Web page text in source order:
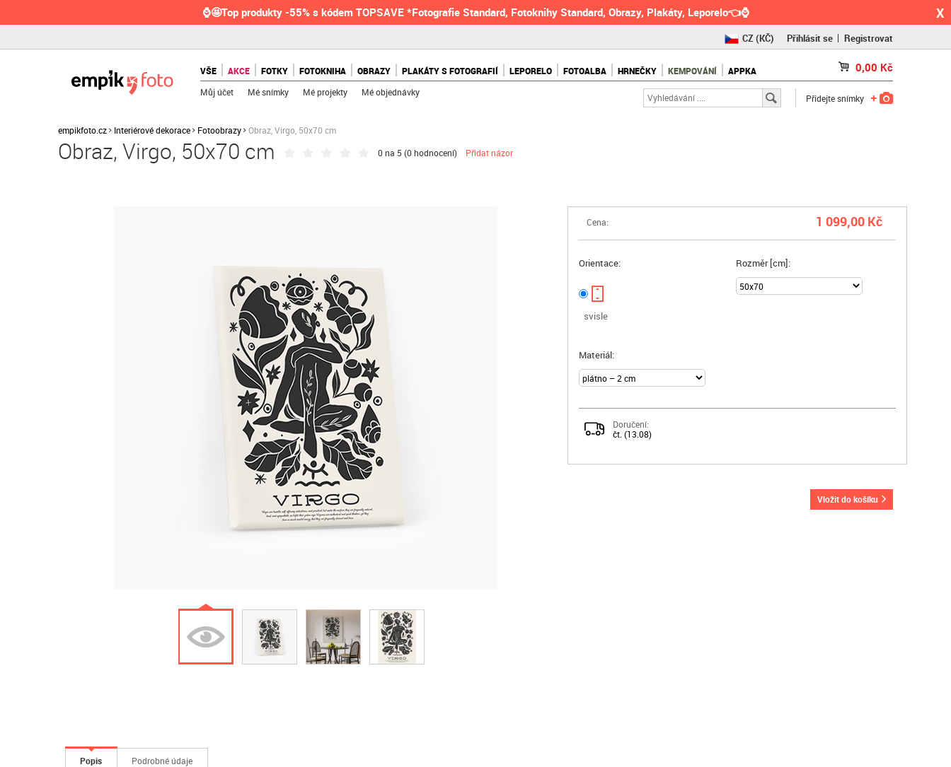
⌚🤩Top produkty -55% s kódem TOPSAVE *Fotografie Standard, Fotoknihy Standard, Obrazy, Plakáty, Leporelo👈⌚ X
CZ(KČ)
RO(RON)
Přihlásit se Registrovat
VŠE AKCE FOTKY FOTOKNIHA OBRAZY PLAKÁTY S FOTOGRAFIÍ LEPORELO FOTOALBA HRNEČKY KEMPOVÁNÍ APPKA 0,00 Kč
Můj účet Mé snímky Mé projekty Mé objednávky
Přidejte snímky
empikfoto.cz Interiérové dekorace Fotoobrazy Obraz, Virgo, 50x70 cm
Obraz, Virgo, 50x70 cm 0 na 5 (0 hodnocení) Přidat názor
Cena: 1 099,00 Kč
Orientace:
svisle
Rozměr [cm]:
Materiál:
Doručení:
čt. (13.08)
vložit do košíku
Popis Podrobné údaje